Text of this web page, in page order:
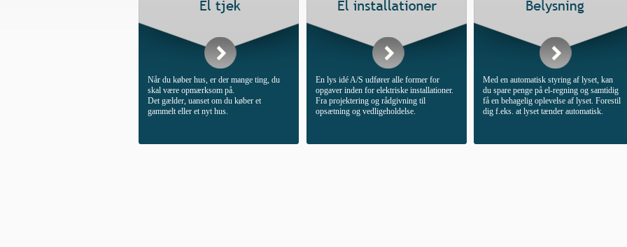
Når du køber hus, er der mange ting, du
skal være opmærksom på.
Det gælder, uanset om du køber et
gammelt eller et nyt hus.
En lys idé A/S udfører alle former for
opgaver inden for elektriske installationer.
Fra projektering og rådgivning til
opsætning og vedligeholdelse.
Med en automatisk styring af lyset, kan
du spare penge på el-regning og samtidig
få en behagelig oplevelse af lyset. Forestil
dig f.eks. at lyset tænder automatisk.